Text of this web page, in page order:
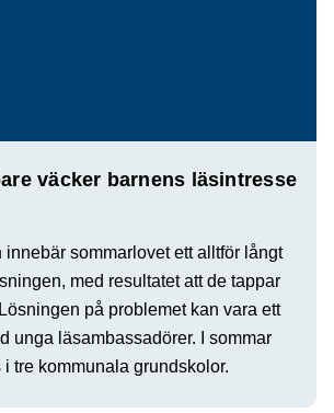
väcker barnens läsintresse
innebär sommarlovet ett alltför långt
med resultatet att de tappar
på problemet kan vara ett
unga läsambassadörer. I sommar
i tre kommunala grundskolor.